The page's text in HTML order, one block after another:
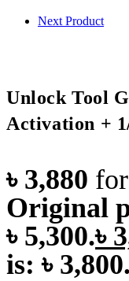
Next Product
Unlock Tool
Activation +
৳ 3,880
Original
৳ 5,300.৳
is: ৳ 3,800.